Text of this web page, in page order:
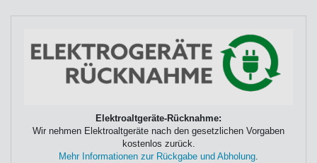
Elektroaltgeräte-Rücknahme:
Wir nehmen Elektroaltgeräte nach den gesetzlichen Vorgaben
kostenlos zurück.
Mehr Informationen zur Rückgabe und Abholung.